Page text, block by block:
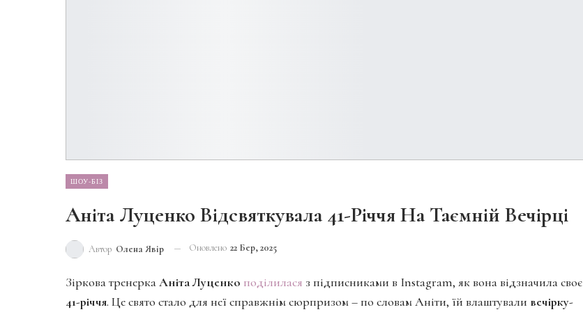
ШОУ-БІЗ
Аніта Луценко Відсвяткувала 41-Річчя На Таємній Вечірці
Автор Олена Явір Оновлено 22 Бер, 2025
Зіркова тренеркаАніта Луценко поділилася з підписниками в Instagram, як вона відзначила своє
41-річчя. Це свято стало для неї справжнім сюрпризом – по словам Аніти, їй влаштували вечірку-